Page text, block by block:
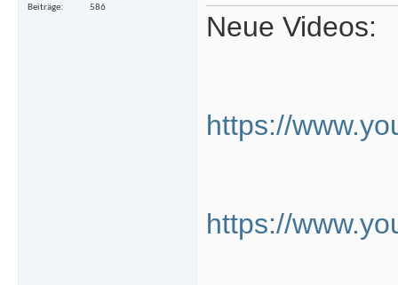
Beiträge
586
Neue Videos:
https://
https://